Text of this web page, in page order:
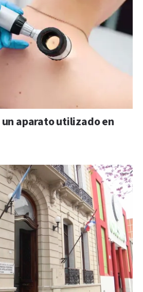
un aparato utilizado en